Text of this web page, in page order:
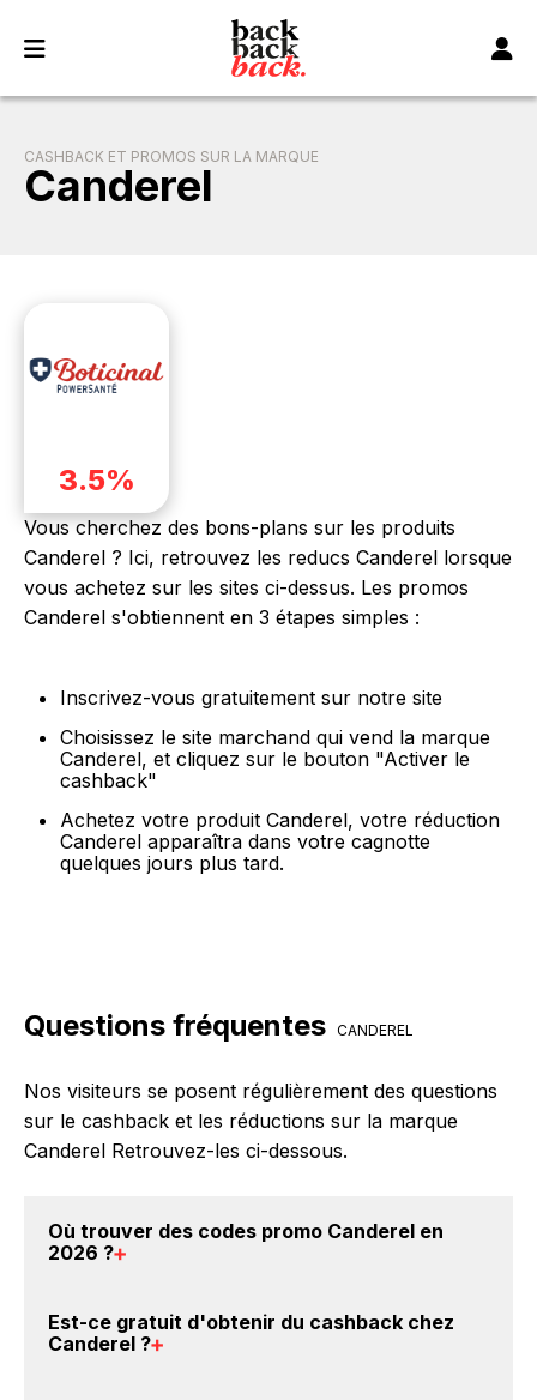
CASHBACK ET PROMOS SUR LA MARQUE
Canderel
3.5%
Vous cherchez des bons-plans sur les produits
Canderel ? Ici, retrouvez les reducs Canderel lorsque
vous achetez sur les sites ci-dessus. Les promos
Canderel s'obtiennent en 3 étapes simples :
Inscrivez-vous gratuitement sur notre site
Choisissez le site marchand qui vend la marque
Canderel, et cliquez sur le bouton "Activer le
cashback"
Achetez votre produit Canderel, votre réduction
Canderel apparaîtra dans votre cagnotte
quelques jours plus tard.
Questions fréquentes CANDEREL
Nos visiteurs se posent régulièrement des questions
sur le cashback et les réductions sur la marque
Canderel Retrouvez-les ci-dessous.
Où trouver des codes promo Canderel en
2026 ?
promo sur les produits Canderel. Choisissez un site
Est-ce gratuit d'obtenir du cashback chez
Canderel ?